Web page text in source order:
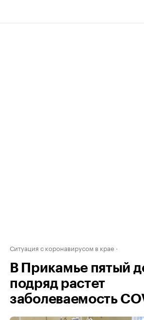
Ситуация с коронавирусом в крае
В Прикамье пятый
подряд растет
заболеваемость